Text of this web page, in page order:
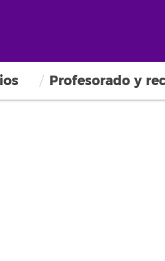
Profesorado y